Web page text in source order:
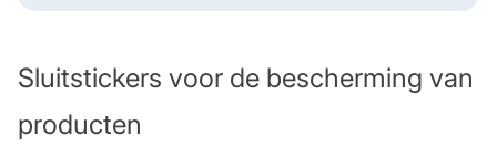
Sluitstickers voor de bescherming van
producten